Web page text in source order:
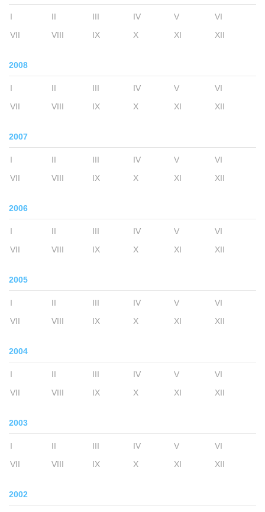
I II III IV V
VI
VII
VIII IX X XI XII
2008
I II III IV V
VI
VII
VIII IX X XI XII
2007
I II III IV V
VI
VII
VIII IX X XI XII
2006
I II III IV V
VI
VII
VIII IX X XI XII
2005
I II III IV V
VI
VII
VIII IX X XI XII
2004
I II III IV V
VI
VII
VIII IX X XI XII
2003
I II III IV V
VI
VII
VIII IX X XI XII
2002